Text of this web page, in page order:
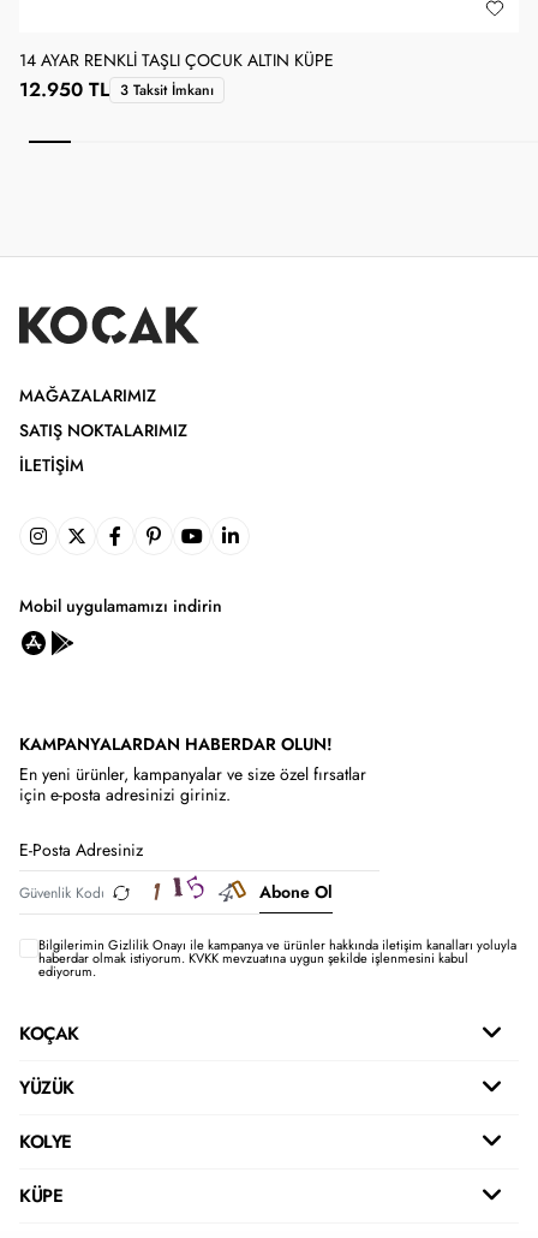
14 AYAR RENKLI TAŞLI ÇOCUK ALTIN KÜPE
12.950 TL 3 Taksit İmkanı
MAĞAZALARIMIZ
SATIŞ NOKTALARIMIZ
İLETIŞIM
Mobil uygulamamızı indirin
KAMPANYALARDAN HABERDAR OLUN!
En yeni ürünler, kampanyalar ve size özel fırsatlar
için e-posta adresinizi giriniz.
Abone Ol
Bilgilerimin Gizlilik Onayı ile kampanya ve ürünler hakkında iletişim kanalları yoluyla
haberdar olmak istiyorum.KVKK mevzuatına uygun şekilde işlenmesini kabul
ediyorum.
KOÇAK
YÜZÜK
KOLYE
KÜPE